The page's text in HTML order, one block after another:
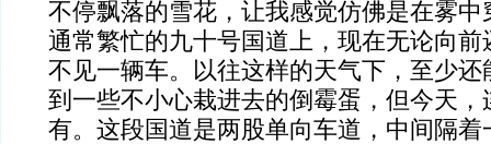
不停飘落的雪花，让我感觉仿佛是在雾中
通常繁忙的九十号国道上，现在无论向前
不见一辆车。以往这样的天气下，至少还
到一些不小心栽进去的倒霉蛋，但今天，
有。这段国道是两股单向车道，中间隔着